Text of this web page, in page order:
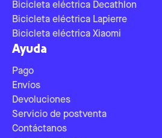
Bicicleta eléctrica Decathlon
Bicicleta eléctrica Lapierre
Bicicleta eléctrica Xiaomi
Ayuda
Pago
Envíos
Devoluciones
Servicio de postventa
Contáctanos